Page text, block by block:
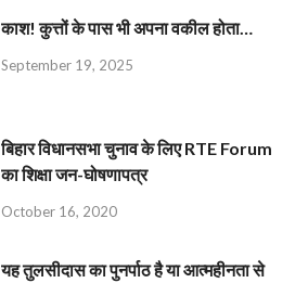
काश! कुत्तों के पास भी अपना वकील होता…
September 19, 2025
बिहार विधानसभा चुनाव के लिए RTE Forum
का शिक्षा जन-घोषणापत्र
October 16, 2020
यह तुलसीदास का पुनर्पाठ है या आत्महीनता से